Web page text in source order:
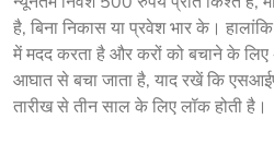
है, बिना निकास या प्रवेश भार के।
में मदद करता है और करों को बचाने के
आघात से बचा जाता है, याद रखें कि
तारीख से तीन साल के लिए लॉक होती है।